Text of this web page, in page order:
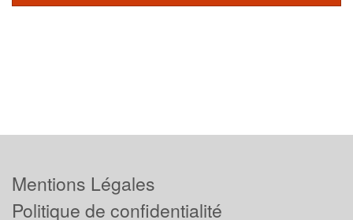
Mentions Légales
Politique de confidentialité